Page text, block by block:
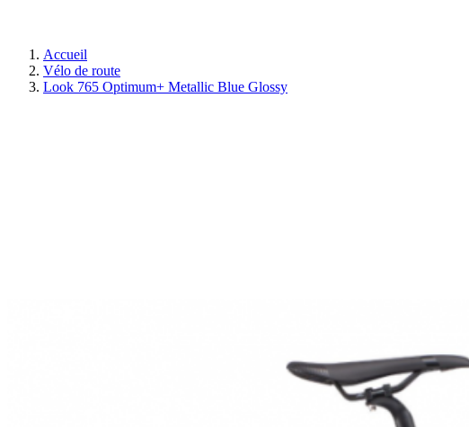
Accueil
Vélo de route
Look 765 Optimum+ Metallic Blue Glossy